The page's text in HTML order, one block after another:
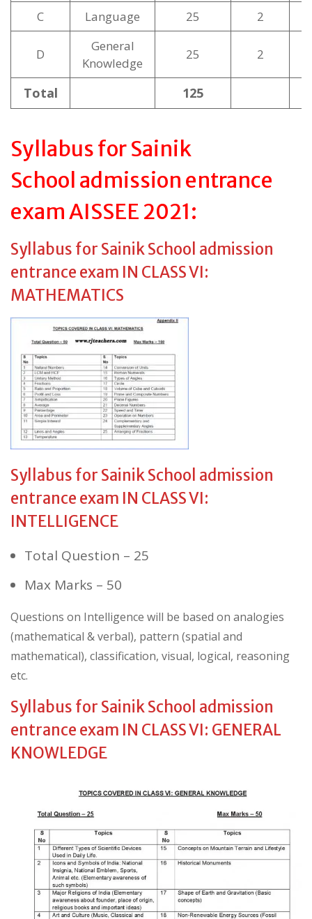
C
Language 25 2
D
General
Knowledge
25 2
Total 125
Syllabus for Sainik
School admission entrance
exam AISSEE 2021:
Syllabus for Sainik School admission
entrance exam IN CLASS VI:
MATHEMATICS
Syllabus for Sainik School admission
entrance exam IN CLASS VI:
INTELLIGENCE
Total Question – 25
Max Marks – 50
Questions on Intelligence will be based on analogies
(mathematical & verbal), pattern (spatial and
mathematical), classification, visual, logical, reasoning
etc.
Syllabus for Sainik School admission
entrance exam IN CLASS VI: GENERAL
KNOWLEDGE